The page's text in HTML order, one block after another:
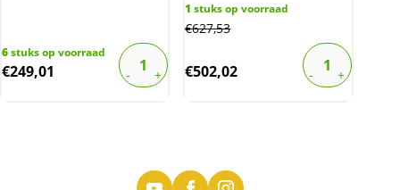
6stuks op voorraad
€249,01
1 stuks op voorraad
€627,53
€502,02